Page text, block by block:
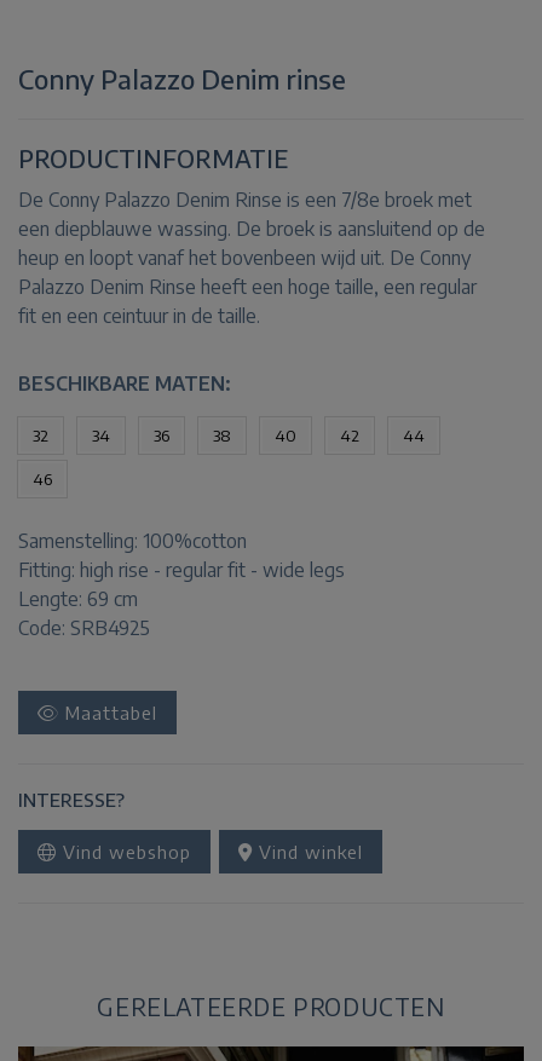
Conny Palazzo Denim rinse
PRODUCTINFORMATIE
De Conny Palazzo Denim Rinse is een 7/8e broek met
een diepblauwe wassing. De broek is aansluitend op de
heup en loopt vanaf het bovenbeen wijd uit. De Conny
Palazzo Denim Rinse heeft een hoge taille, een regular
fit en een ceintuur in de taille.
BESCHIKBARE MATEN:
32 34 36 38 40 42 44
46
Samenstelling: 100%cotton
Fitting: high rise - regular fit - wide legs
Lengte: 69 cm
Code: SRB4925
Maattabel
INTERESSE?
Vind webshop Vind winkel
GERELATEERDE PRODUCTEN